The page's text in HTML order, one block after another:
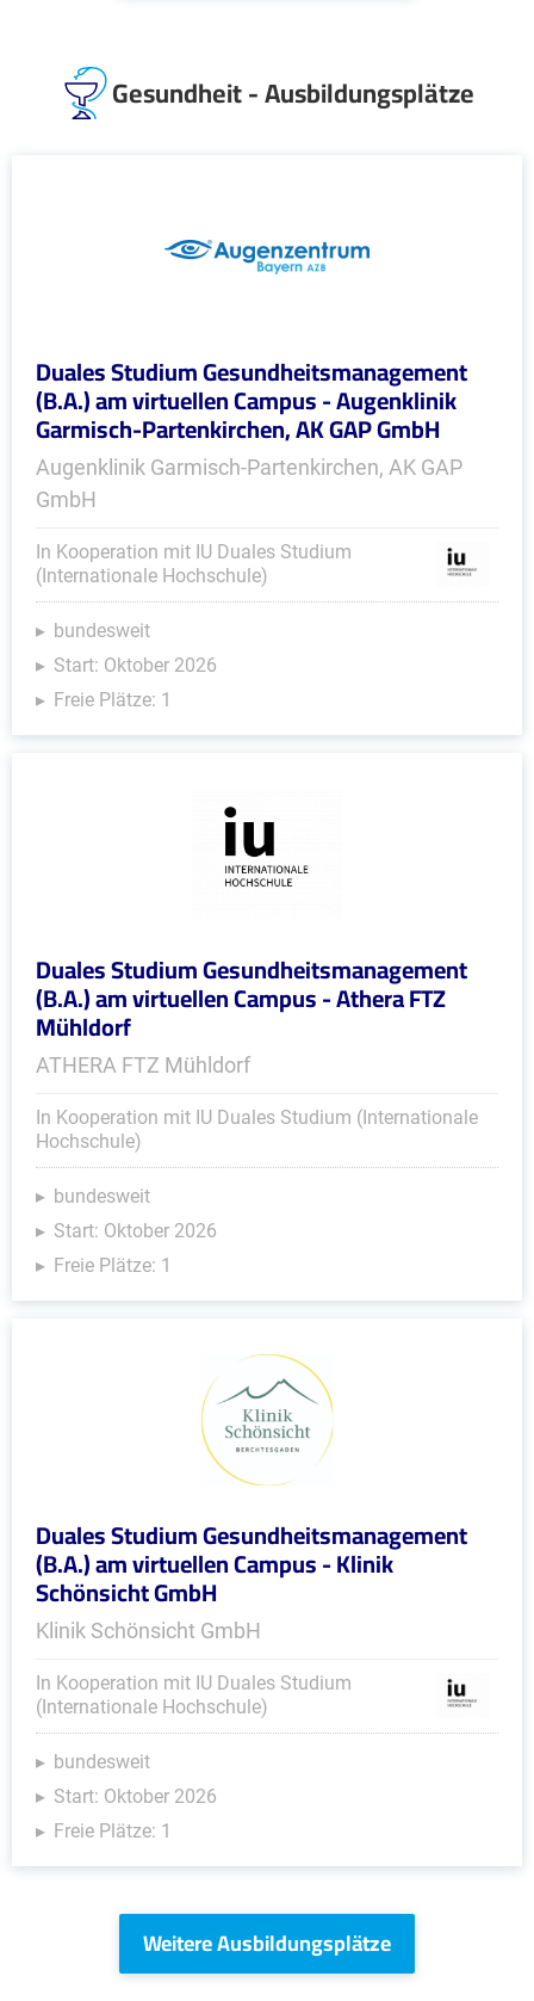
Gesundheit - Ausbildungsplätze
Duales Studium Gesundheitsmanagement
(B.A.) am virtuellen Campus - Augenklinik
Garmisch-Partenkirchen, AK GAP GmbH
Augenklinik Garmisch-Partenkirchen, AK GAP
GmbH
In Kooperation mit IU Duales Studium
(Internationale Hochschule)
bundesweit
Start: Oktober 2026
Freie Plätze: 1
Duales Studium Gesundheitsmanagement
(B.A.) am virtuellen Campus - Athera FTZ
Mühldorf
ATHERA FTZ Mühldorf
In Kooperation mit IU Duales Studium (Internationale
Hochschule)
bundesweit
Start: Oktober 2026
Freie Plätze: 1
Duales Studium Gesundheitsmanagement
(B.A.) am virtuellen Campus - Klinik
Schönsicht GmbH
Klinik Schönsicht GmbH
In Kooperation mit IU Duales Studium
(Internationale Hochschule)
bundesweit
Start: Oktober 2026
Freie Plätze: 1
Weitere Ausbildungsplätze